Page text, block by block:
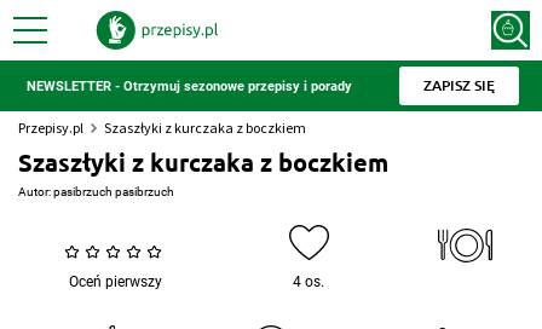
NEWSLETTER - Otrzymuj sezonowe przepisy i porady ZAPISZ SIĘ
Przepisy.pl Szaszłyki z kurczaka z boczkiem
Szaszłyki z kurczaka z boczkiem
Autor:pasibrzuch pasibrzuch
Oceń pierwszy 4 os.